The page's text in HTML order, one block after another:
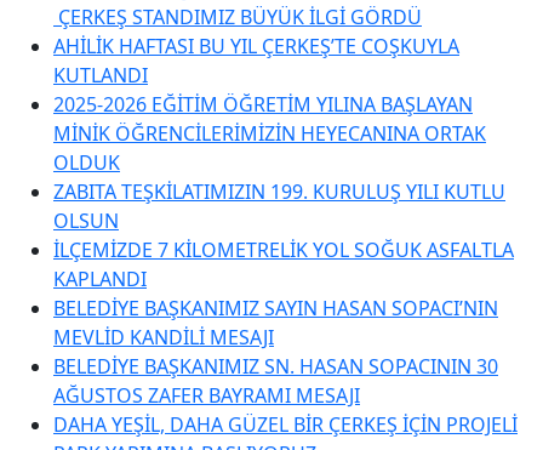
ÇERKEŞ STANDIMIZ BÜYÜK İLGİ GÖRDÜ
AHİLİK HAFTASI BU YIL ÇERKEŞ’TE COŞKUYLA
KUTLANDI
2025-2026 EĞİTİM ÖĞRETİM YILINA BAŞLAYAN
MİNİK ÖĞRENCİLERİMİZİN HEYECANINA ORTAK
OLDUK
ZABITA TEŞKİLATIMIZIN 199. KURULUŞ YILI KUTLU
OLSUN
İLÇEMİZDE 7 KİLOMETRELİK YOL SOĞUK ASFALTLA
KAPLANDI
BELEDİYE BAŞKANIMIZ SAYIN HASAN SOPACI’NIN
MEVLİD KANDİLİ MESAJI
BELEDİYE BAŞKANIMIZ SN. HASAN SOPACININ 30
AĞUSTOS ZAFER BAYRAMI MESAJI
DAHA YEŞİL, DAHA GÜZEL BİR ÇERKEŞ İÇİN PROJELİ